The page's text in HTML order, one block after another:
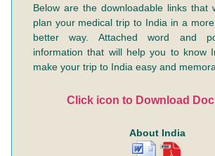
Below are the downloadable links that
plan your medical trip to India in a
better way. Attached word and
information that will help you to know
make your trip to India easy and
Click icon to Download
About India